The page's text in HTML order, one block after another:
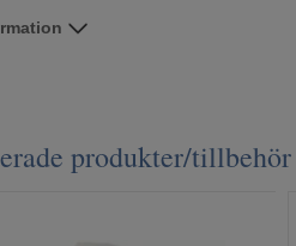
produkter/tillbehör